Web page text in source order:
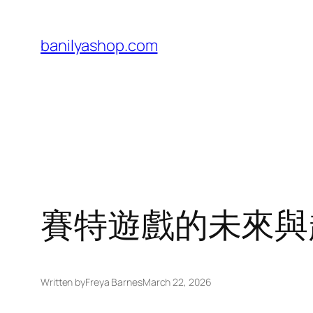
content
banilyashop.com
賽特遊戲的未來
Written byFreya BarnesMarch 22, 2026